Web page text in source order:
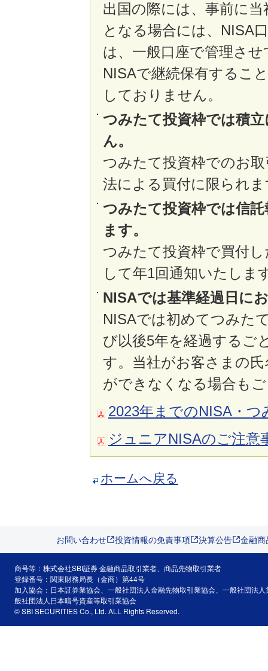
出国の際には、事前に
となる場合には、NISA
は、一般口座で管理さ
NISAで継続保有するこ
しておりません。
つみたて投資枠では積
ん。
つみたて投資枠でのお
法による買付に限られ
つみたて投資枠では信
ます。
つみたて投資枠で買付
して年1回通知いたしま
NISAでは基準経過日に
NISAでは初めてつみた
び以後5年を経過するご
す。当社がお客さまの
ができなくなる場合も
2023年までのNISA・
ジュニアNISAのご注意
ホームへ戻る
お問い合わせ 投資情報の免責事項 決算公告 金融
商号等：株式会社SBI証券 金融商品取引業者、商品先物取引業者
登録番号：関東財務局長（金商）第44号
加入協会：日本証券業協会、一般社団法人金融先物取引業協会、一般社団法
般社団法人日本暗号資産等取引業協会
© SBI SECURITIES Co., Ltd. ALL Rights Reserved.